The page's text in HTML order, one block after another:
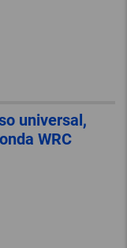
universal,
WRC